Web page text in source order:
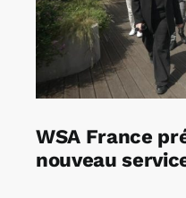
WSA France
nouveau